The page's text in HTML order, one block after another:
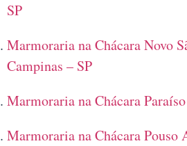
SP
Marmoraria na Chácara Novo
Campinas – SP
Marmoraria na Chácara
Marmoraria na Chácara Pouso